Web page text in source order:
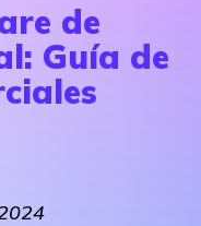
de
Guía de